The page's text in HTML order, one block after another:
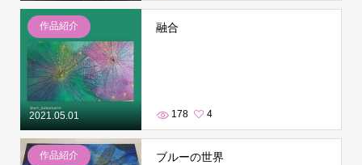
2021.05.01
作品紹介 融合
178 4
作品紹介 ブルーの世界